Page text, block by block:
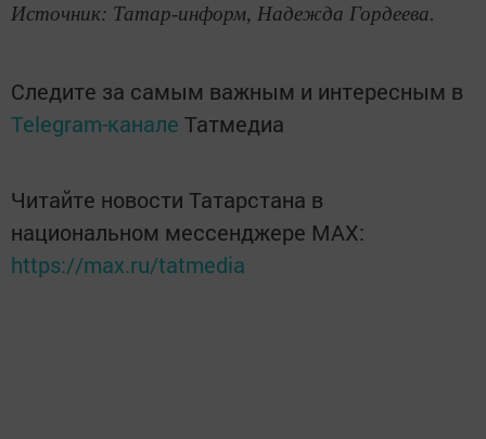
Источник: Татар-информ, Надежда Гордеева.
Следите за самым важным и интересным в
Telegram-канале Татмедиа
Читайте новости Татарстана в
национальном мессенджере MАХ:
https://max.ru/tatmedia